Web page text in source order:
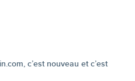
c’est nouveau et c’est